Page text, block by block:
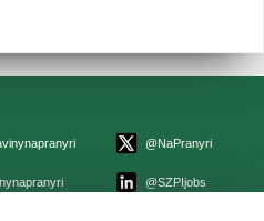
@NaPranyri
@SZPIjobs